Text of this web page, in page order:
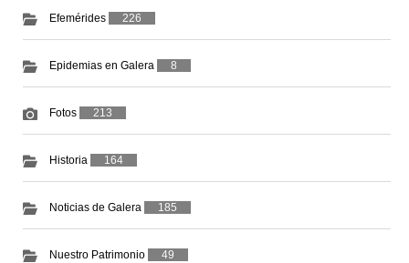
Efemérides 226
Epidemias en Galera 8
Fotos 213
Historia 164
Noticias de Galera 185
Nuestro Patrimonio 49